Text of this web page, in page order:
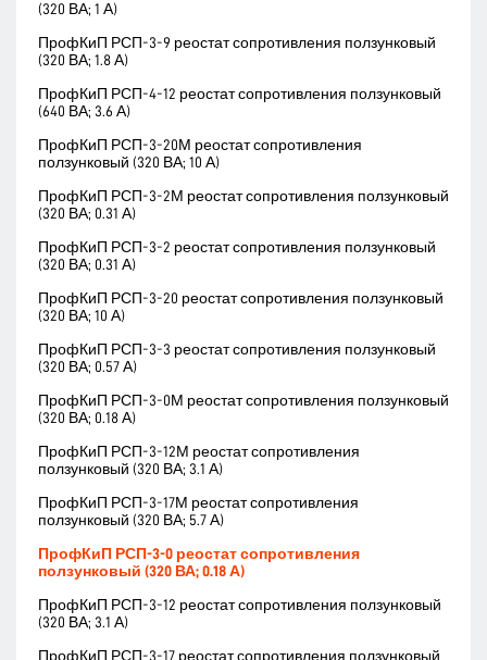
(320 ВА; 1 А)
ПрофКиП РСП-3-9 реостат сопротивления ползунковый
(320 ВА; 1.8 А)
ПрофКиП РСП-4-12 реостат сопротивления ползунковый
(640 ВА; 3.6 А)
ПрофКиП РСП-3-20М реостат сопротивления
ползунковый (320 ВА; 10 А)
ПрофКиП РСП-3-2М реостат сопротивления ползунковый
(320 ВА; 0.31 А)
ПрофКиП РСП-3-2 реостат сопротивления ползунковый
(320 ВА; 0.31 А)
ПрофКиП РСП-3-20 реостат сопротивления ползунковый
(320 ВА; 10 А)
ПрофКиП РСП-3-3 реостат сопротивления ползунковый
(320 ВА; 0.57 А)
ПрофКиП РСП-3-0М реостат сопротивления ползунковый
(320 ВА; 0.18 А)
ПрофКиП РСП-3-12М реостат сопротивления
ползунковый (320 ВА; 3.1 А)
ПрофКиП РСП-3-17М реостат сопротивления
ползунковый (320 ВА; 5.7 А)
ПрофКиП РСП-3-0 реостат сопротивления
ползунковый (320 ВА; 0.18 А)
ПрофКиП РСП-3-12 реостат сопротивления ползунковый
(320 ВА; 3.1 А)
ПрофКиП РСП-3-17 реостат сопротивления ползунковый